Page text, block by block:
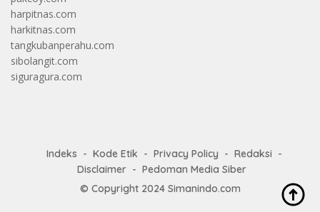
harpitnas.com
harkitnas.com
tangkubanperahu.com
sibolangit.com
siguragura.com
Indeks Kode Etik Privacy Policy
Redaksi
Disclaimer
Pedoman Media Siber
© Copyright 2024 Simanindo.com